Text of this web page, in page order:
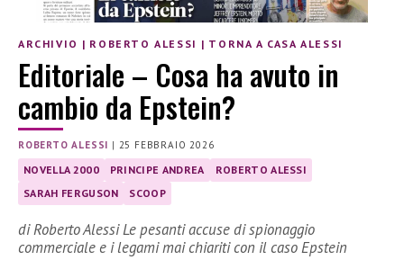
ARCHIVIO | ROBERTO ALESSI | TORNA A CASA ALESSI
Editoriale – Cosa ha avuto in
cambio da Epstein?
ROBERTO ALESSI | 25 FEBBRAIO 2026
NOVELLA 2000 PRINCIPE ANDREA
ROBERTO ALESSI
SARAH FERGUSON
SCOOP
di Roberto Alessi Le pesanti accuse di spionaggio
commerciale e i legami mai chiariti con il caso Epstein